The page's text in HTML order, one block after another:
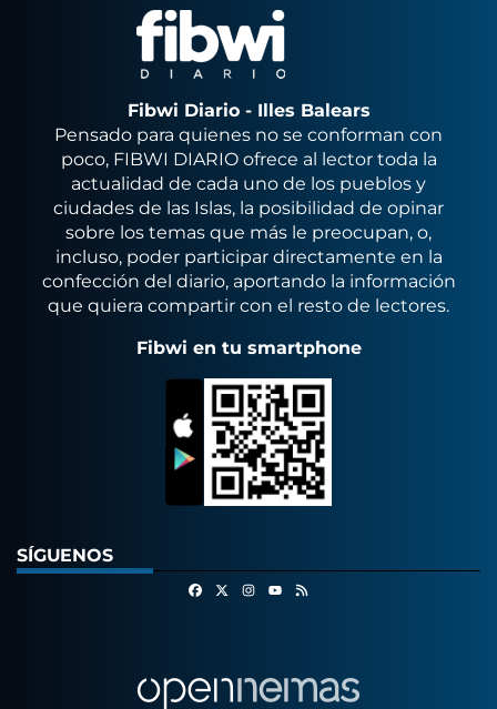
Fibwi Diario - Illes Balears
Pensado para quienes no se conforman con
poco, FIBWI DIARIO ofrece al lector toda la
actualidad de cada uno de los pueblos y
ciudades de las Islas, la posibilidad de opinar
sobre los temas que más le preocupan, o,
incluso, poder participar directamente en la
confección del diario, aportando la información
que quiera compartir con el resto de lectores.
Fibwi en tu smartphone
SÍGUENOS
FacebookInstagram